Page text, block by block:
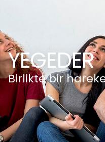
YEGEDER
Birlikte bir